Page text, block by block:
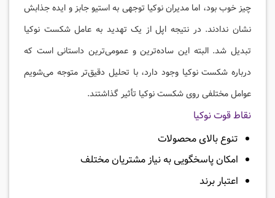
چیز خوب بود، اما مدیران نوکیا توجهی به استیو جابز و ایده جذابش
نشان ندادند. در نتیجه اپل از یک تهدید به عامل شکست نوکیا
تبدیل شد. البته این ساده‌ترین و عمومی‌ترین داستانی است که
درباره شکست نوکیا وجود دارد، با تحلیل دقیق‌تر متوجه می‌شویم
عوامل مختلفی روی شکست نوکیا تأثیر گذاشتند.
نقاط قوت نوکیا
تنوع بالای محصولات
امکان پاسخگویی به نیاز مشتریان مختلف
اعتبار برند